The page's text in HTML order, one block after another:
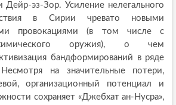
Дейр-эз-Зор. Усиление нелегального
в Сирии чревато новыми
провокациями (в том числе с
оружия), о чем
бандформирований в ряде
на значительные потери,
организационный потенциал и
сохраняет «Джебхат ан-Нусра»,